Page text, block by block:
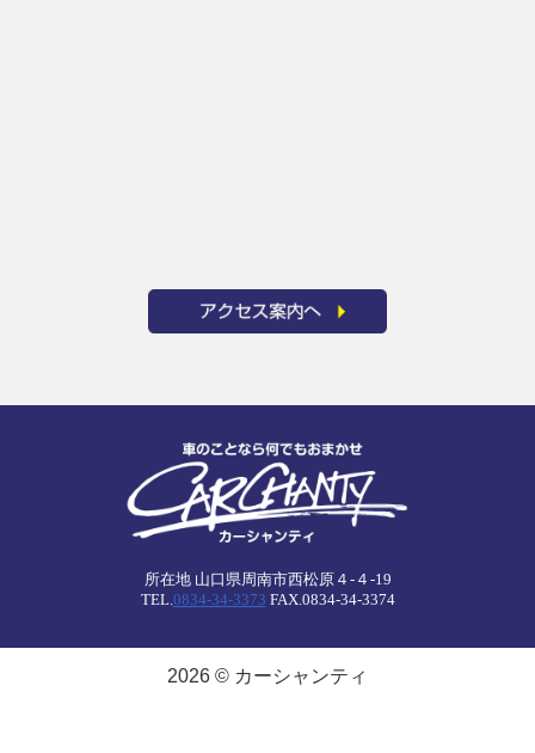
所在地 山口県周南市西松原４-４-19
TEL.0834-34-3373 FAX.0834-34-3374
2026 © カーシャンティ